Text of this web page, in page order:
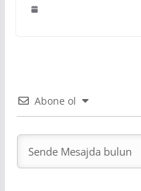
Abone ol